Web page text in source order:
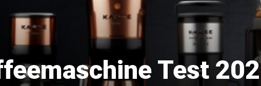
Test